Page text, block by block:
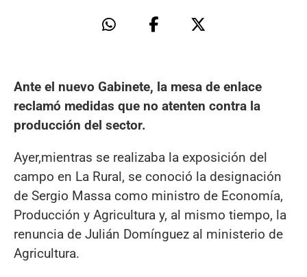
Ante el nuevo Gabinete, la mesa de enlace
reclamó medidas que no atenten contra la
producción del sector.
Ayer,mientras se realizaba la exposición del
campo en La Rural, se conoció la designación
de Sergio Massa como ministro de Economía,
Producción y Agricultura y, al mismo tiempo, la
renuncia de Julián Domínguez al ministerio de
Agricultura.